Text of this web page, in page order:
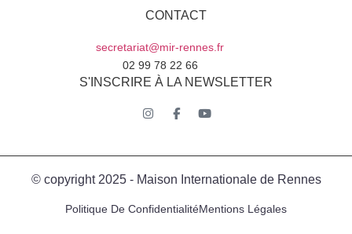
CONTACT
secretariat@mir-rennes.fr
02 99 78 22 66
S'INSCRIRE À LA NEWSLETTER
© copyright 2025 - Maison Internationale de Rennes
Politique De ConfidentialitéMentions Légales